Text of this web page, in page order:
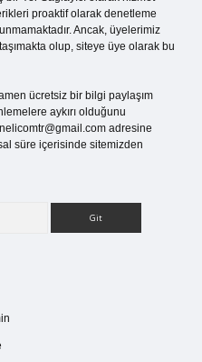
proaktif olarak denetleme
Ancak, üyelerimiz
olup, siteye üye olarak bu
ücretsiz bir bilgi paylaşım
aykırı olduğunu
adresine
süre içerisinde sitemizden